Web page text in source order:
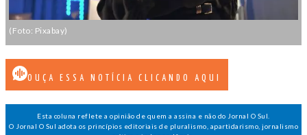
(Foto: Pixabay)
OUÇA ESSA NOTÍCIA CLICANDO AQUI
Esta coluna reflete a opinião de quem a assina e não do Jornal O Sul.
O Jornal O Sul adota os princípios editoriais de pluralismo, apartidarismo, jornalismo